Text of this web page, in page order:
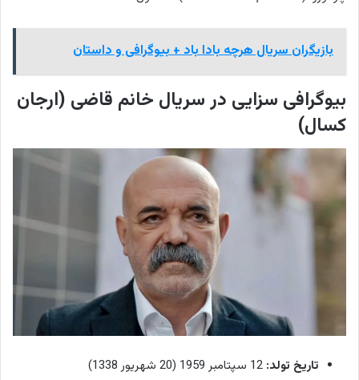
بازیگران سریال هرچه بادا باد + بیوگرافی و داستان
بیوگرافی سزایی در سریال خانم قاضی (ارجان
کسال)
تاریخ تولد: